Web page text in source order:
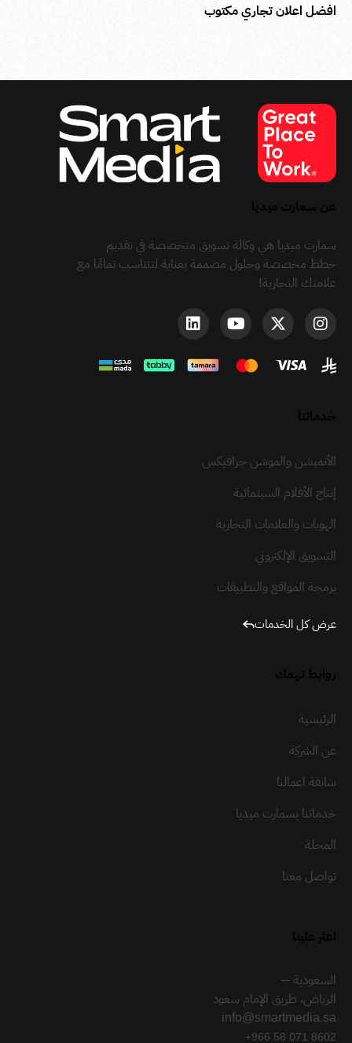
افضل اعلان تجاري مكتوب
سمارت ميديا هي وكالة تسويق متخصصة في تقديم
خطط مخصصة وحلول مصممة بعناية لتتناسب تمامًا مع
علامتك التجارية!
الأنميشن والموشن جرافيكس
إنتاج الأفلام السينمائية
الهويات والعلامات التجارية
التسويق الإلكتروني
برمجة المواقع والتطبيقات
عرض كل الخدمات
الرئيسية
عن الشركة
سابقة اعمالنا
خدماتنا بسمارت ميديا
المجلة
تواصل معنا
السعودية —
الرياض، طريق الإمام سعود
info@smartmedia.sa
+966 58 071 8602